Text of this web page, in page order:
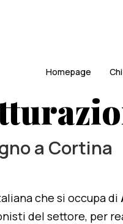
Homepage
a Cortina
che si occupa di
del settore, per